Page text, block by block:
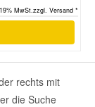
MwSt.zzgl. Versand *
rechts mit
die Suche